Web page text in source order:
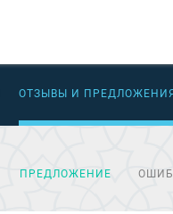
ОТЗЫВЫ И
ПРЕДЛОЖЕНИЕ